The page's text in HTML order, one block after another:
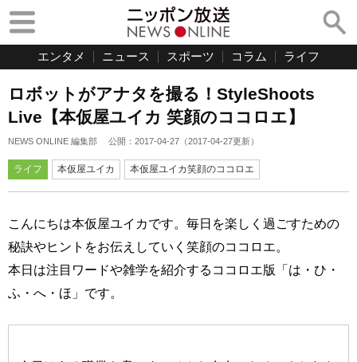
エンタメ ニュース スポーツ コラム ライフ
ロボットがアナタを撮る！StyleShoots
Live【本仮屋ユイカ 笑顔のココロエ】
NEWS ONLINE 編集部 公開： 2017-04-27 （2017-04-27更新）
ライフ 本仮屋ユイカ 本仮屋ユイカ笑顔のココロエ
こんにちは本仮屋ユイカです。毎日を楽しく過ごすための
秘訣やヒントをお伝えしていく笑顔のココロエ。
本日は注目ワードや雑学を紹介するココロエ版「は・ひ・
ふ・へ・ほ」です。